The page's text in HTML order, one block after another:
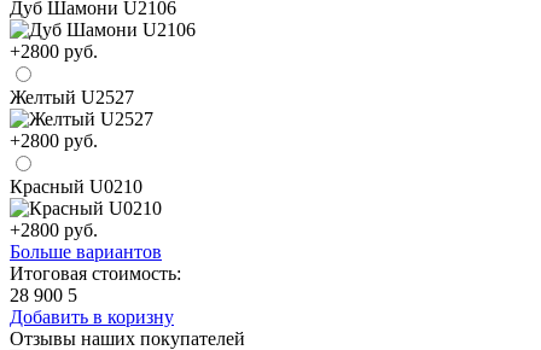
Дуб Шамони U2106
+2800 руб.
Желтый U2527
+2800 руб.
Красный U0210
+2800 руб.
Больше вариантов
Итоговая стоимость:
28 900 5
Добавить в коризну
Отзывы наших покупателей